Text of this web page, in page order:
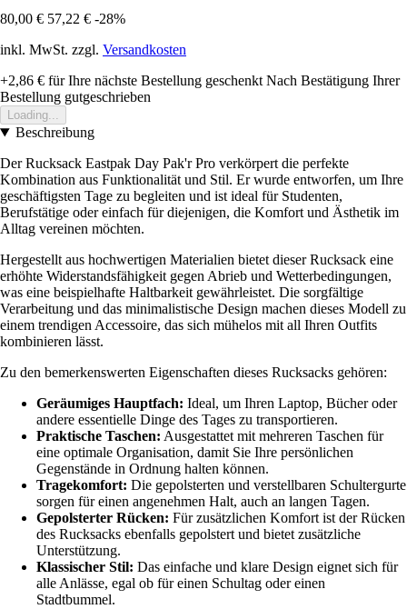
80,00 € 57,22 € -28%
inkl. MwSt. zzgl. Versandkosten
+2,86 € für Ihre nächste Bestellung geschenkt Nach Bestätigung Ihrer
Bestellung gutgeschrieben
Loading...
Beschreibung
Der Rucksack Eastpak Day Pak'r Pro verkörpert die perfekte
Kombination aus Funktionalität und Stil. Er wurde entworfen, um Ihre
geschäftigsten Tage zu begleiten und ist ideal für Studenten,
Berufstätige oder einfach für diejenigen, die Komfort und Ästhetik im
Alltag vereinen möchten.
Hergestellt aus hochwertigen Materialien bietet dieser Rucksack eine
erhöhte Widerstandsfähigkeit gegen Abrieb und Wetterbedingungen,
was eine beispielhafte Haltbarkeit gewährleistet. Die sorgfältige
Verarbeitung und das minimalistische Design machen dieses Modell zu
einem trendigen Accessoire, das sich mühelos mit all Ihren Outfits
kombinieren lässt.
Zu den bemerkenswerten Eigenschaften dieses Rucksacks gehören:
Geräumiges Hauptfach: Ideal, um Ihren Laptop, Bücher oder
andere essentielle Dinge des Tages zu transportieren.
Praktische Taschen: Ausgestattet mit mehreren Taschen für
eine optimale Organisation, damit Sie Ihre persönlichen
Gegenstände in Ordnung halten können.
Tragekomfort: Die gepolsterten und verstellbaren Schultergurte
sorgen für einen angenehmen Halt, auch an langen Tagen.
Gepolsterter Rücken: Für zusätzlichen Komfort ist der Rücken
des Rucksacks ebenfalls gepolstert und bietet zusätzliche
Unterstützung.
Klassischer Stil: Das einfache und klare Design eignet sich für
alle Anlässe, egal ob für einen Schultag oder einen
Stadtbummel.